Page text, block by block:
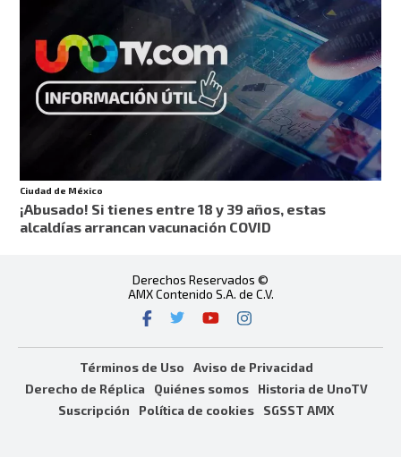
Ciudad de México
¡Abusado! Si tienes entre 18 y 39 años, estas
alcaldías arrancan vacunación COVID
Derechos Reservados ©
AMX Contenido S.A. de C.V.
Términos de Uso
Aviso de Privacidad
Derecho de Réplica
Quiénes somos
Historia de UnoTV
Suscripción
Política de cookies SGSST AMX